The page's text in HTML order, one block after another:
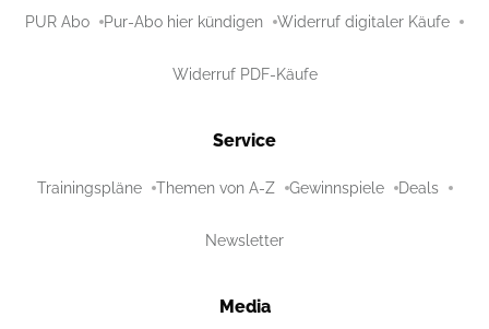
PUR Abo Pur-Abo hier kündigen Widerruf digitaler Käufe
Widerruf PDF-Käufe
Service
Trainingspläne Themen von A-Z Gewinnspiele Deals
Newsletter
Media